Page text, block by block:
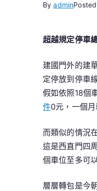
Byadmin
超越規定停車
建國門外的建
定停放到停車
假如依照18個
件0元，一個
而類似的情況
這是西直門四
個車位至多可
層層轉包是今